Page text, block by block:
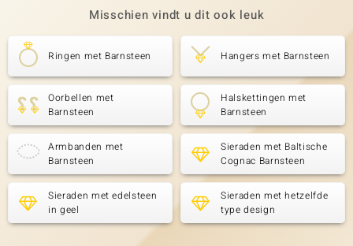
Misschien vindt u dit ook leuk
Ringen met Barnsteen Hangers met Barnsteen
Oorbellen met
Barnsteen
Halskettingen met
Barnsteen
Armbanden met
Barnsteen
Sieraden met Baltische
Cognac Barnsteen
Sieraden met edelsteen
in geel
Sieraden met hetzelfde
type design